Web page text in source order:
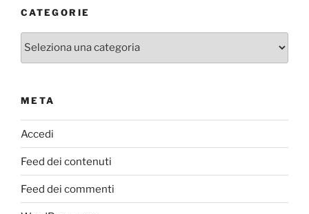
CATEGORIE
Categorie
META
Accedi
Feed dei contenuti
Feed dei commenti